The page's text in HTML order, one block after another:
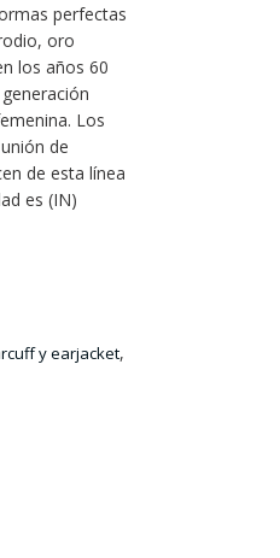
perfectas
oro
los años 60
Los
de
de esta línea
es (IN)
y earjacket,